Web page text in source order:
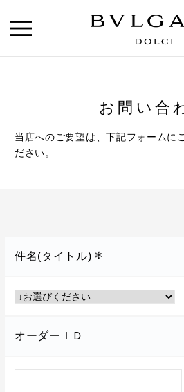
お問い合
当店へのご要望は、下記フォームに
ださい。
件名(タイトル)
オーダーＩＤ